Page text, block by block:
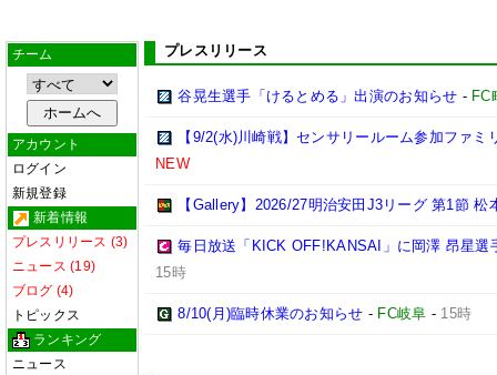
チーム
アカウント
ログイン
新規登録
新着情報
プレスリリース (3)
ニュース (19)
ブログ (4)
トピックス
ランキング
ニュース
プレスリリース
谷晃生選手「けるとめる」出演のお知らせ - FC
【9/2(水)川崎戦】センサリールーム参加ファミ
NEW
【Gallery】2026/27明治安田J3リーグ 第1節 松
毎日放送「KICK OFF!KANSAI」に岡澤 昂星選
15時
8/10(月)臨時休業のお知らせ - FC岐阜 - 15時